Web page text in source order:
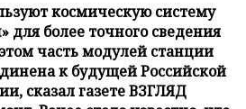
космическую систему
для более точного сведения
часть модулей станции
к будущей Российской
сказал газете ВЗГЛЯД